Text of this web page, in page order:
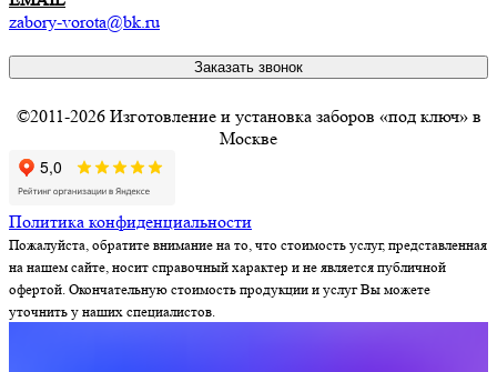
zabory-vorota@bk.ru
Заказать звонок
©2011-2026 Изготовление и установка заборов «под ключ» в
Москве
Политика конфиденциальности
Пожалуйста, обратите внимание на то, что стоимость услуг, представленная
на нашем сайте, носит справочный характер и не является публичной
офертой. Окончательную стоимость продукции и услуг Вы можете
уточнить у наших специалистов.